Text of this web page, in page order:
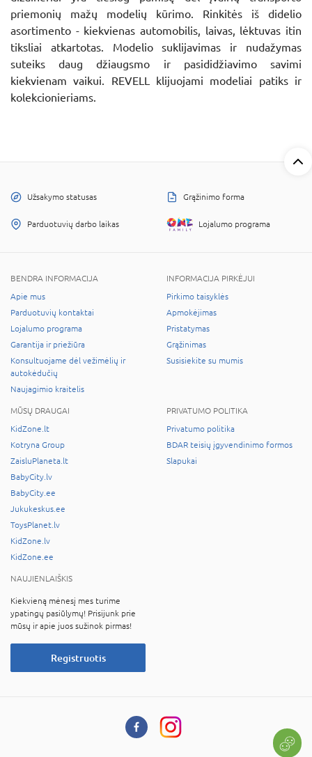
priemonių mažų modelių kūrimo. Rinkitės iš didelio
asortimento - kiekvienas automobilis, laivas, lėktuvas itin
tiksliai atkartotas. Modelio suklijavimas ir nudažymas
suteiks daug džiaugsmo ir pasididžiavimo savimi
kiekvienam vaikui. REVELL klijuojami modeliai patiks ir
kolekcionieriams.
Užsakymo statusas Grąžinimo forma
Parduotuvių darbo laikas Lojalumo programa
BENDRA INFORMACIJA
Apie mus
Parduotuvių kontaktai
Lojalumo programa
Garantija ir priežiūra
Konsultuojame dėl vežimėlių ir
autokėdučių
Naujagimio kraitelis
INFORMACIJA PIRKĖJUI
Pirkimo taisyklės
Apmokėjimas
Pristatymas
Grąžinimas
Susisiekite su mumis
MŪSŲ DRAUGAI
KidZone.lt
Kotryna Group
ZaisluPlaneta.lt
BabyCity.lv
BabyCity.ee
Jukukeskus.ee
ToysPlanet.lv
KidZone.lv
KidZone.ee
PRIVATUMO POLITIKA
Privatumo politika
BDAR teisių įgyvendinimo formos
Slapukai
NAUJIENLAIŠKIS
Kiekvieną mėnesį mes turime
ypatingų pasiūlymų! Prisijunk prie
mūsų ir apie juos sužinok pirmas!
Registruotis